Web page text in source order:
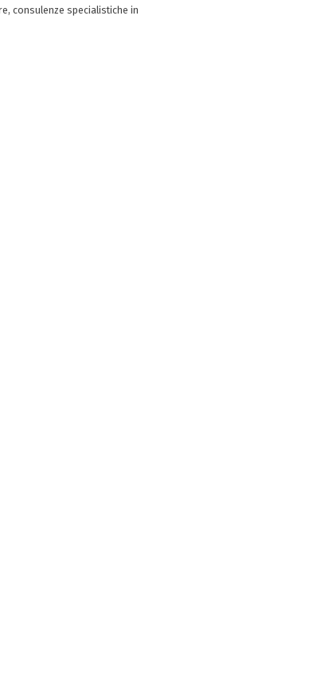
consulenze specialistiche in